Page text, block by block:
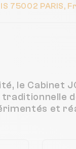
75002 PARIS,
le Cabinet
et